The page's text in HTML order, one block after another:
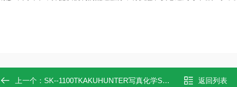
上一个： SK--1100TKAKUHUNTER写真化学SK-1100T搅拌脱泡机 返回列表